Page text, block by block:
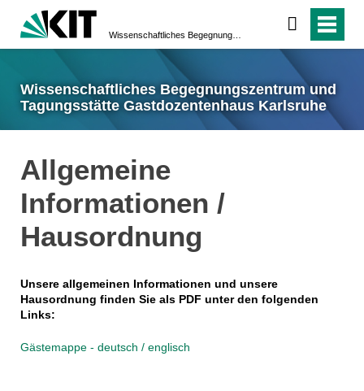
Wissenschaftliches Begegnungszentrum und
Tagungsstätte Gastdozentenhaus Karlsruhe
Allgemeine
Informationen /
Hausordnung
Unsere allgemeinen Informationen und unsere
Hausordnung finden Sie als PDF unter den folgenden
Links:
Gästemappe - deutsch / englisch